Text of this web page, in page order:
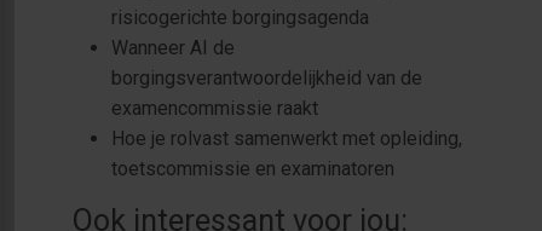
risicogerichte borgingsagenda
Wanneer AI de
borgingsverantwoordelijkheid van de
examencommissie raakt
Hoe je rolvast samenwerkt met opleiding,
toetscommissie en examinatoren
Ook interessant voor jou: